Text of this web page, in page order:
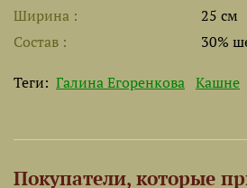
Ширина
25 см
Состав
30%
Теги: Галина Егоренкова Кашне
Покупатели, которые